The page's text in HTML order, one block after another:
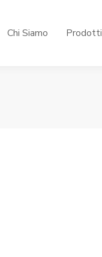
Chi Siamo Prodotti